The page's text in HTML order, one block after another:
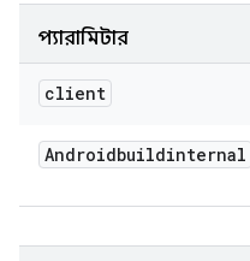
প্যারামিটার
client
Androidbuildinternal